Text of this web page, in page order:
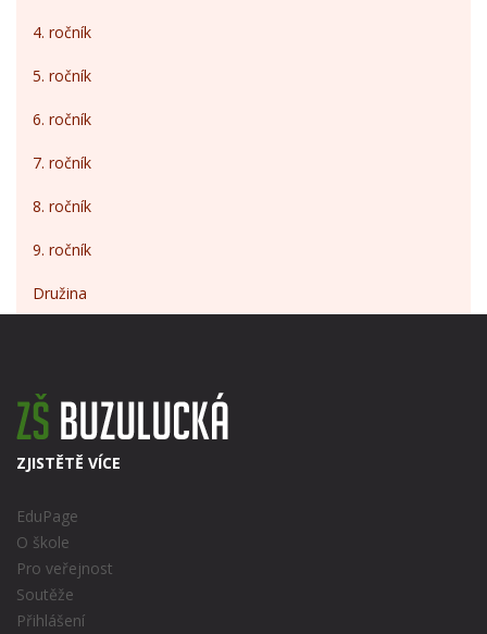
4. ročník
5. ročník
6. ročník
7. ročník
8. ročník
9. ročník
Družina
ZJISTĚTĚ VÍCE
EduPage
O škole
Pro veřejnost
Soutěže
Přihlášení